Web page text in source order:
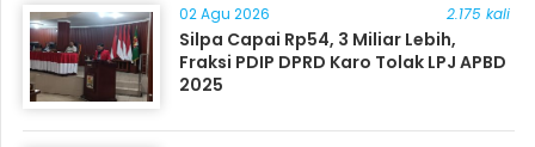
02 Agu 2026 2.175 kali
Silpa Capai Rp54, 3 Miliar Lebih,
Fraksi PDIP DPRD Karo Tolak LPJ APBD
2025